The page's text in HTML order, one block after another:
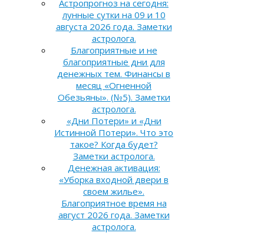
Астропрогноз на сегодня:
лунные сутки на 09 и 10
августа 2026 года. Заметки
астролога.
Благоприятные и не
благоприятные дни для
денежных тем. Финансы в
месяц «Огненной
Обезьяны». (№5). Заметки
астролога.
«Дни Потери» и «Дни
Истинной Потери». Что это
такое? Когда будет?
Заметки астролога.
Денежная активация:
«Уборка входной двери в
своем жилье».
Благоприятное время на
август 2026 года. Заметки
астролога.